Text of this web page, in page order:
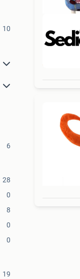
10
6
28
0
8
0
0
19